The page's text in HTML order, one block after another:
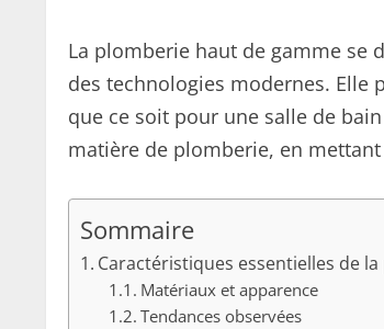
La plomberie haut de gamme se
des technologies modernes. Elle
que ce soit pour une salle de
matière de plomberie, en
Sommaire
Caractéristiques essentielles de
Matériaux et apparence
Tendances observées